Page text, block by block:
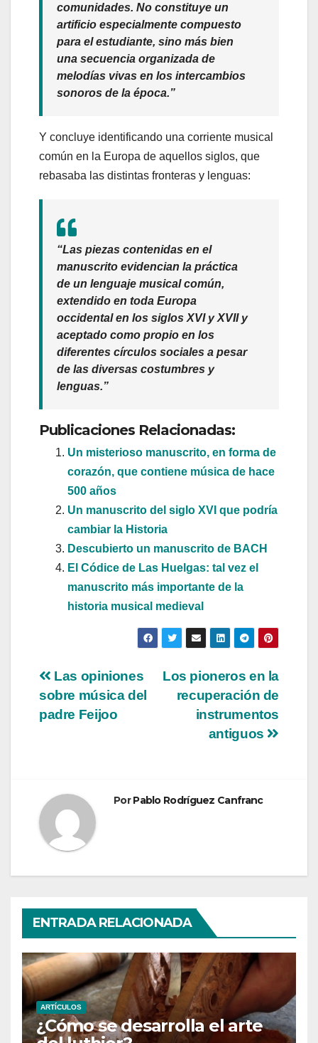
comunidades. No constituye un
artificio especialmente compuesto
para el estudiante, sino más bien
una secuencia organizada de
melodías vivas en los intercambios
sonoros de la época.”
Y concluye identificando una corriente musical
común en la Europa de aquellos siglos, que
rebasaba las distintas fronteras y lenguas:
“Las piezas contenidas en el
manuscrito evidencian la práctica
de un lenguaje musical común,
extendido en toda Europa
occidental en los siglos XVI y XVII y
aceptado como propio en los
diferentes círculos sociales a pesar
de las diversas costumbres y
lenguas.”
Publicaciones Relacionadas:
Un misterioso manuscrito, en forma de
corazón, que contiene música de hace
500 años
Un manuscrito del siglo XVI que podría
cambiar la Historia
Descubierto un manuscrito de BACH
El Códice de Las Huelgas: tal vez el
manuscrito más importante de la
historia musical medieval
Navegación
de
Los pioneros en la
recuperación de
instrumentos
antiguos
Las opiniones
sobre música del
padre Feijoo
PorPablo Rodríguez Canfranc
ENTRADA RELACIONADA
ARTÍCULOS
¿Cómo se desarrolla el arte